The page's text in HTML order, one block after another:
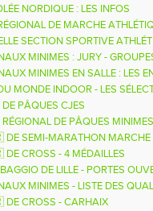
NORDIQUE : LES INFOS
DE MARCHE
SECTION SPORTIVE
MINIMES : JURY -
MINIMES EN SALLE : LES
MONDE INDOOR - LES
PÂQUES CJES
RÉGIONAL DE PÂQUES MINIMES
SEMI-MARATHON MARCHE
CROSS - 4 MÉDAILLES
DE LILLE - PORTES
MINIMES - LISTE DES
CROSS - CARHAIX